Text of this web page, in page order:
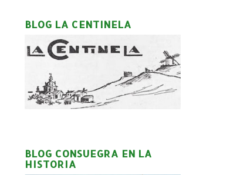
BLOG LA CENTINELA
BLOG CONSUEGRA EN LA
HISTORIA